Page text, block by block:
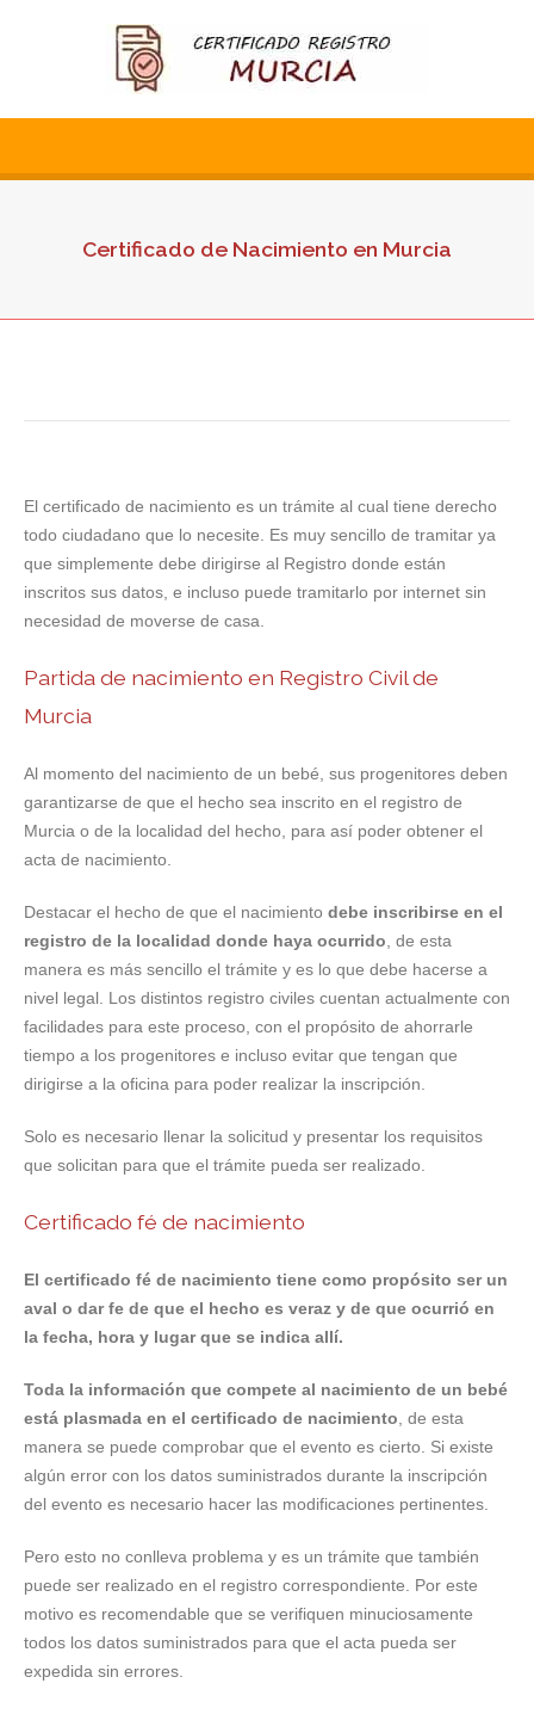
Certificado de Nacimiento en Murcia
El certificado de nacimiento es un trámite al cual tiene derecho
todo ciudadano que lo necesite. Es muy sencillo de tramitar ya
que simplemente debe dirigirse al Registro donde están
inscritos sus datos, e incluso puede tramitarlo por internet sin
necesidad de moverse de casa.
Partida de nacimiento en Registro Civil de
Murcia
Al momento del nacimiento de un bebé, sus progenitores deben
garantizarse de que el hecho sea inscrito en el registro de
Murcia o de la localidad del hecho, para así poder obtener el
acta de nacimiento.
Destacar el hecho de que el nacimiento debe inscribirse en el
registro de la localidad donde haya ocurrido , de esta
manera es más sencillo el trámite y es lo que debe hacerse a
nivel legal. Los distintos registro civiles cuentan actualmente con
facilidades para este proceso, con el propósito de ahorrarle
tiempo a los progenitores e incluso evitar que tengan que
dirigirse a la oficina para poder realizar la inscripción.
Solo es necesario llenar la solicitud y presentar los requisitos
que solicitan para que el trámite pueda ser realizado.
Certificado fé de nacimiento
El certificado fé de nacimiento tiene como propósito ser un
aval o dar fe de que el hecho es veraz y de que ocurrió en
la fecha, hora y lugar que se indica allí.
Toda la información que compete al nacimiento de un bebé
está plasmada en el certificado de nacimiento , de esta
manera se puede comprobar que el evento es cierto. Si existe
algún error con los datos suministrados durante la inscripción
del evento es necesario hacer las modificaciones pertinentes.
Pero esto no conlleva problema y es un trámite que también
puede ser realizado en el registro correspondiente. Por este
motivo es recomendable que se verifiquen minuciosamente
todos los datos suministrados para que el acta pueda ser
expedida sin errores.